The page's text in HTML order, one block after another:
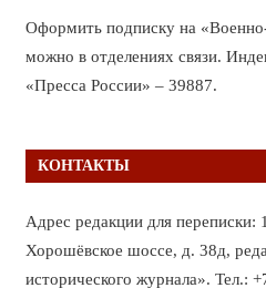
Оформить подписку на
можно в отделениях связи.
«Пресса России» – 39887.
КОНТАКТЫ
Адрес редакции для переписки:
Хорошёвское шоссе, д. 38д,
исторического журнала». Тел.: